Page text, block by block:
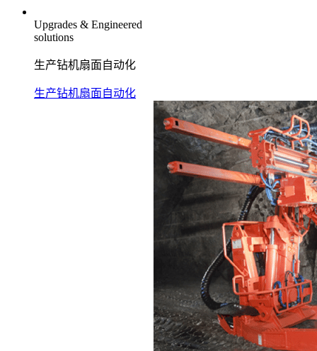
Upgrades & Engineered
solutions
生产钻机扇面自动化
生产钻机扇面自动化